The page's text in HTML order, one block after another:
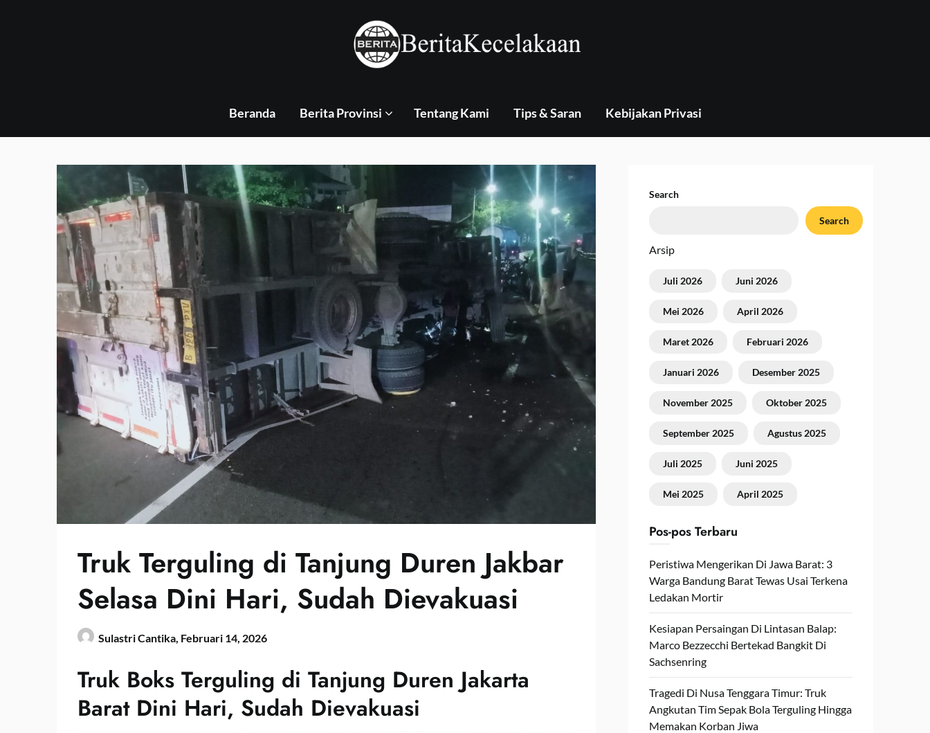
Beranda Berita Provinsi Tentang Kami Tips & Saran Kebijakan Privasi
Truk Terguling di Tanjung Duren Jakbar
Selasa Dini Hari, Sudah Dievakuasi
Sulastri Cantika, Februari 14, 2026
Truk Boks Terguling di Tanjung Duren Jakarta
Barat Dini Hari, Sudah Dievakuasi
Search
Search
Arsip
Juli 2026 Juni 2026
Mei 2026 April 2026
Maret 2026 Februari 2026
Januari 2026 Desember 2025
November 2025 Oktober 2025
September 2025 Agustus 2025
Juli 2025 Juni 2025
Mei 2025 April 2025
Pos-pos Terbaru
Peristiwa Mengerikan Di Jawa Barat: 3
Warga Bandung Barat Tewas Usai Terkena
Ledakan Mortir
Kesiapan Persaingan Di Lintasan Balap:
Marco Bezzecchi Bertekad Bangkit Di
Sachsenring
Tragedi Di Nusa Tenggara Timur: Truk
Angkutan Tim Sepak Bola Terguling Hingga
Memakan Korban Jiwa